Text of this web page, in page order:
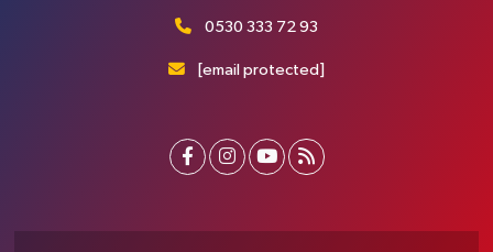
0530 333 72 93
[email protected]